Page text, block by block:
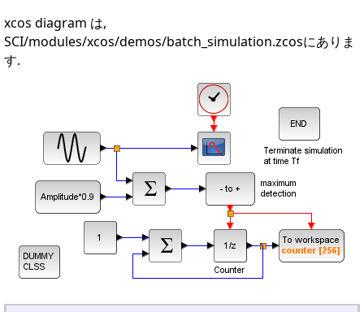
xcos diagram は,
SCI/modules/xcos/demos/batch_simulation.zcosにありま
す.